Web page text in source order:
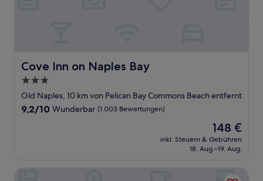
Cove Inn on Naples Bay
Cove Inn on Naples Bay
3.0-
Sterne-
Unterkunft
Old Naples, 10 km von Pelican Bay Commons Beach entfernt
9.2
9,2/10 Wunderbar (1.003 Bewertungen)
Der
Preis
beträgt
148 €
inkl. Steuern & Gebühren
18. Aug.–19. Aug.